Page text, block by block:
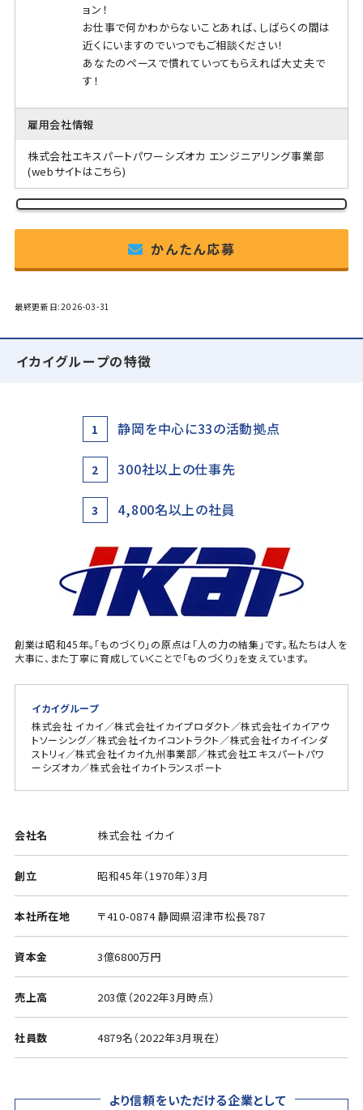
ョン！
お仕事で何かわからないことあれば、しばらくの間は
近くにいますのでいつでもご相談ください！
あなたのペースで慣れていってもらえれば大丈夫で
す！
雇用会社情報
株式会社エキスパートパワーシズオカ エンジニアリング事業部
(webサイトはこちら)
かんたん応募
最終更新日:2026-03-31
イカイグループの特徴
1 静岡を中心に33の活動拠点
2 300社以上の仕事先
3 4,800名以上の社員
創業は昭和45年。「ものづくり」の原点は「人の力の結集」です。私たちは人を
大事に、また丁寧に育成していくことで「ものづくり」を支えています。
イカイグループ
株式会社 イカイ／株式会社イカイプロダクト／株式会社イカイアウ
トソーシング／株式会社イカイコントラクト／株式会社イカイインダ
ストリィ／株式会社イカイ九州事業部／株式会社エキスパートパワ
ーシズオカ／株式会社イカイトランスポート
会社名 株式会社 イカイ
創立 昭和45年（1970年）3月
本社所在地 〒410-0874 静岡県沼津市松長787
資本金 3億6800万円
売上高 203億（2022年3月時点）
社員数 4879名（2022年3月現在）
より信頼をいただける企業として